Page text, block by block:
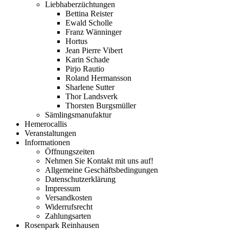
Liebhaberzüchtungen
Bettina Reister
Ewald Scholle
Franz Wänninger
Hortus
Jean Pierre Vibert
Karin Schade
Pirjo Rautio
Roland Hermansson
Sharlene Sutter
Thor Landsverk
Thorsten Burgsmüller
Sämlingsmanufaktur
Hemerocallis
Veranstaltungen
Informationen
Öffnungszeiten
Nehmen Sie Kontakt mit uns auf!
Allgemeine Geschäftsbedingungen
Datenschutzerklärung
Impressum
Versandkosten
Widerrufsrecht
Zahlungsarten
Rosenpark Reinhausen